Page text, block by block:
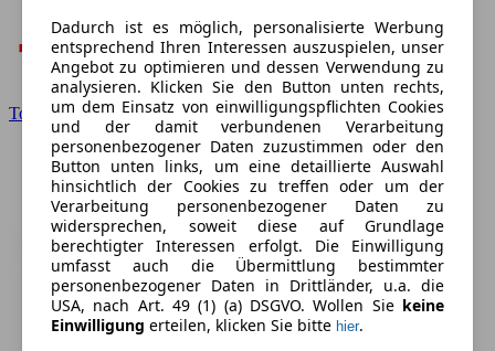
Toyota
Dadurch ist es möglich, personalisierte Werbung
entsprechend Ihren Interessen auszuspielen, unser
Angebot zu optimieren und dessen Verwendung zu
analysieren. Klicken Sie den Button unten rechts,
um dem Einsatz von einwilligungspflichten Cookies
und der damit verbundenen Verarbeitung
personenbezogener Daten zuzustimmen oder den
Button unten links, um eine detaillierte Auswahl
hinsichtlich der Cookies zu treffen oder um der
Verarbeitung personenbezogener Daten zu
widersprechen, soweit diese auf Grundlage
berechtigter Interessen erfolgt. Die Einwilligung
umfasst auch die Übermittlung bestimmter
personenbezogener Daten in Drittländer, u.a. die
USA, nach Art. 49 (1) (a) DSGVO. Wollen Sie keine
Einwilligung erteilen, klicken Sie bitte hier.